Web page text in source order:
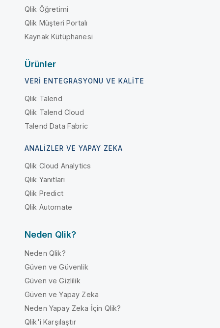
Qlik Öğretimi
Qlik Müşteri Portalı
Kaynak Kütüphanesi
Ürünler
VERI ENTEGRASYONU VE KALITE
Qlik Talend
Qlik Talend Cloud
Talend Data Fabric
ANALIZLER VE YAPAY ZEKA
Qlik Cloud Analytics
Qlik Yanıtları
Qlik Predict
Qlik Automate
Neden Qlik?
Neden Qlik?
Güven ve Güvenlik
Güven ve Gizlilik
Güven ve Yapay Zeka
Neden Yapay Zeka İçin Qlik?
Qlik'i Karşılaştır